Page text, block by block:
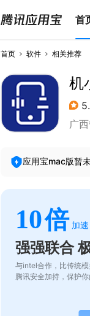
首
首页 软件 相关推荐
机
广
应用宝mac版暂
10倍 加速
强强联合
与intel合作，比传统
腾讯安全加持，保护